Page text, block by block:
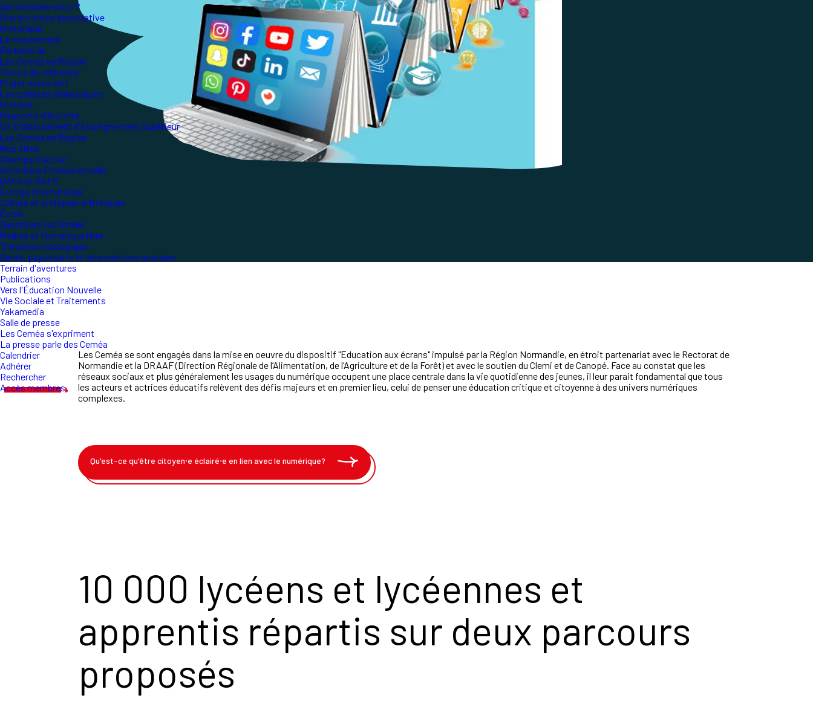
Qui sommes-nous ?
Une structure associative
Historique
Le mouvement
Partenariat
Les Ceméa en Région
Textes de référence
Projet associatif
Les grand.es pédagogues
Histoire
Rapports d'Activité
Un Etablissement d'Enseignement Supérieur
Les Ceméa en Région
Nos sites
Champs d'action
Animation Professionnelle
BAFA et BAFD
Europe international
Culture et pratiques artistiques
École
Questions sociétales
Médias et Numérique libre
Transition écologique
Santé, psychiatrie et interventions sociales
Terrain d'aventures
Publications
Vers l'Éducation Nouvelle
Vie Sociale et Traitements
Yakamedia
Salle de presse
Les Ceméa s'expriment
La presse parle des Ceméa
Calendrier
Adhérer
Rechercher
Accès membres
Les Ceméa se sont engagés dans la mise en oeuvre du dispositif "Education aux écrans" impulsé par la Région Normandie, en étroit partenariat avec le Rectorat de
Normandie et la DRAAF (Direction Régionale de l’Alimentation, de l’Agriculture et de la Forêt)et avec le soutien du Clemi et de Canopé. Face au constat que les
réseaux sociaux et plus généralement les usages du numérique occupent une place centrale dans la vie quotidienne des jeunes, il leur parait fondamental que tous
les acteurs et actrices éducatifs relèvent des défis majeurs et en premier lieu, celui de penserune éducation critique et citoyenne à des univers numériques
complexes.
Qu'est-ce qu'être citoyen⋅e éclairé⋅e en lien avec le numérique?
10 000 lycéens et lycéennes et
apprentis répartis sur deux parcours
proposés